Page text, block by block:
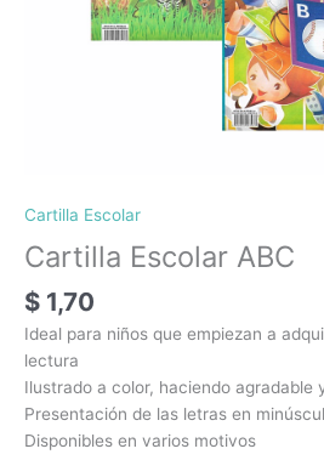
Cartilla Escolar
Cartilla Escolar ABC
$ 1,70
Ideal para niños que empiezan a
lectura
Ilustrado a color, haciendo agradable
Presentación de las letras en
Disponibles en varios motivos